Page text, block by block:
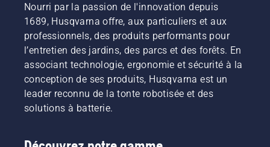
Nourri par la passion de l'innovation depuis
1689, Husqvarna offre, aux particuliers et aux
professionnels, des produits performants pour
l’entretien des jardins, des parcs et des forêts. En
associant technologie, ergonomie et sécurité à la
conception de ses produits, Husqvarna est un
leader reconnu de la tonte robotisée et des
solutions à batterie.